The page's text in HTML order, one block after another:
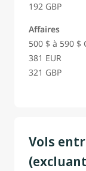
192 GBP
Affaires
500 $ à 590 $
381 EUR
321 GBP
Vols